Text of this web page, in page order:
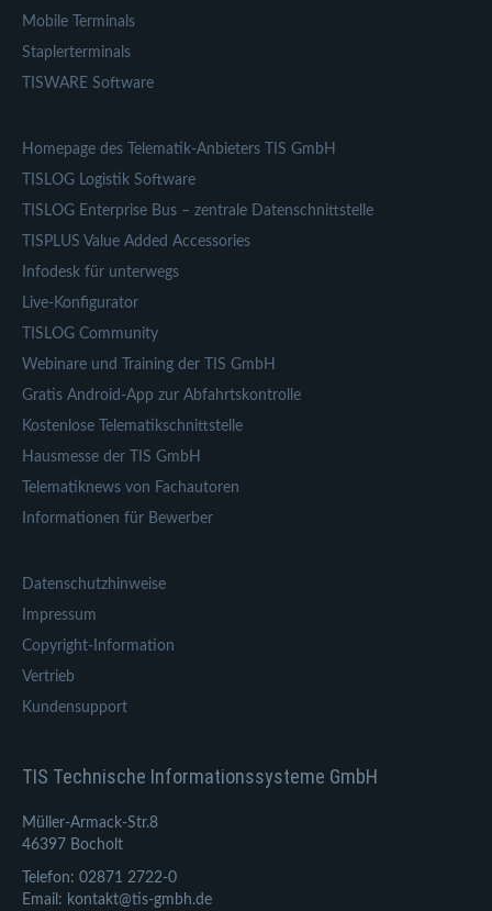
Mobile Terminals
Staplerterminals
TISWARE Software
Homepage des Telematik-Anbieters TIS GmbH
TISLOG Logistik Software
TISLOG Enterprise Bus – zentrale Datenschnittstelle
TISPLUS Value Added Accessories
Infodesk für unterwegs
Live-Konfigurator
TISLOG Community
Webinare und Training der TIS GmbH
Gratis Android-App zur Abfahrtskontrolle
Kostenlose Telematikschnittstelle
Hausmesse der TIS GmbH
Telematiknews von Fachautoren
Informationen für Bewerber
Datenschutzhinweise
Impressum
Copyright-Information
Vertrieb
Kundensupport
TIS Technische Informationssysteme GmbH
Müller-Armack-Str.8
46397 Bocholt
Telefon: 02871 2722-0
Email: kontakt@tis-gmbh.de